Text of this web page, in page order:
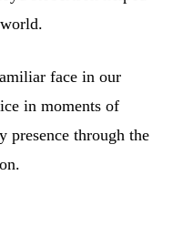
face in our
in moments of
presence through the